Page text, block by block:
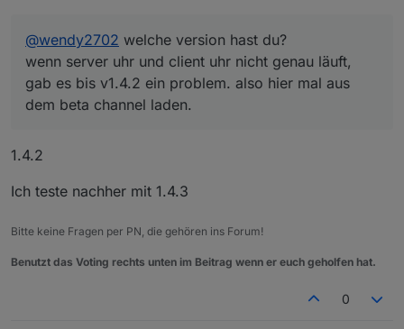
@wendy2702 welche version hast du?
wenn server uhr und client uhr nicht genau läuft,
gab es bis v1.4.2 ein problem. also hier mal aus
dem beta channel laden.
1.4.2
Ich teste nachher mit 1.4.3
Bitte keine Fragen per PN, die gehören ins Forum!
Benutzt das Voting rechts unten im Beitrag wenn er euch geholfen hat.
0